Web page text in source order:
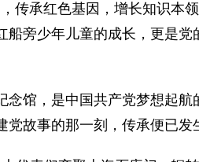
传承红色基因，增长知识本
旁少年儿童的成长，更是党
馆，是中国共产党梦想起航
故事的那一刻，传承便已发